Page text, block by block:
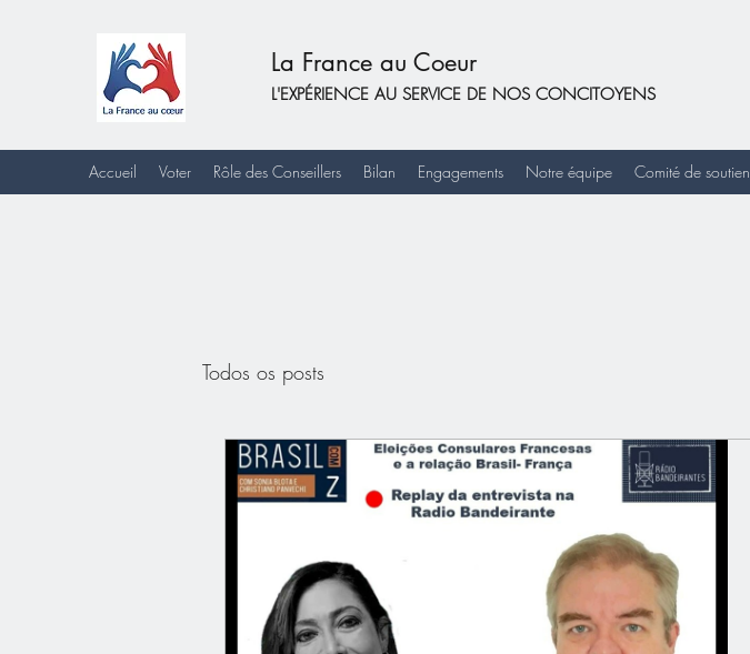
La France au Coeur
L'EXPÉRIENCE AU SERVICE DE NOS CONCITOYENS
Accueil Voter Rôle des Conseillers Bilan Engagements Notre équipe Comité de soutien
Todos os posts